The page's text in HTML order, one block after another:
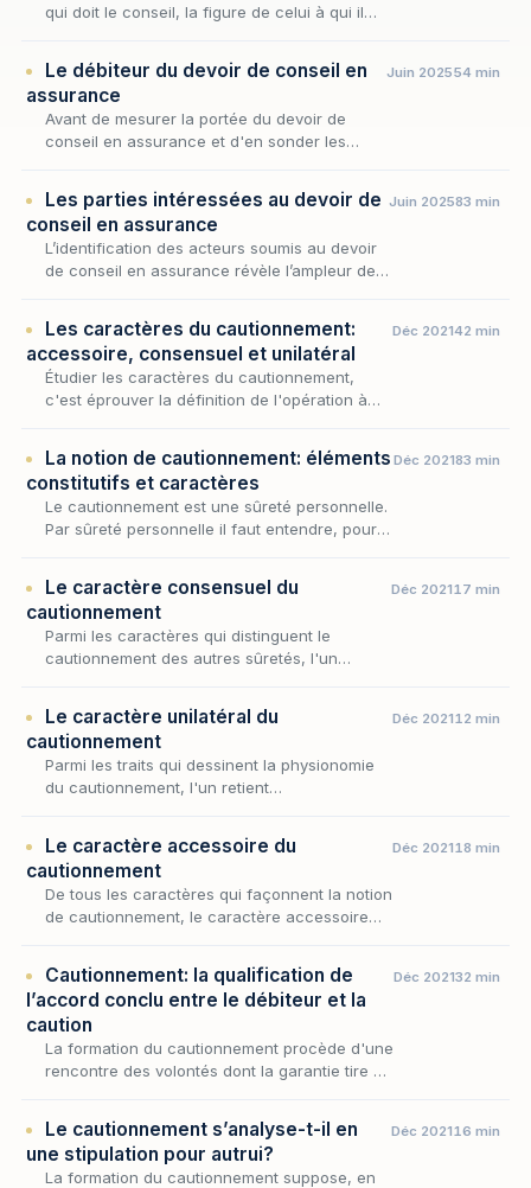
qui doit le conseil, la figure de celui à qui il
Le débiteur du devoir de conseil en
assurance
Avant de mesurer la portée du devoir de
conseil en assurance et d'en sonder les
première qu…
Juin 202554 min
Les parties intéressées au devoir de
conseil en assurance
L’identification des acteurs soumis au devoir
de conseil en assurance révèle l’ampleur de
Juin 202583 min
Les caractères du cautionnement:
accessoire, consensuel et unilatéral
Étudier les caractères du cautionnement,
c'est éprouver la définition de l'opération à
l'adjonction d'u…
Déc 202142 min
La notion de cautionnement: éléments
constitutifs et caractères
Le cautionnement est une sûreté personnelle.
Par sûreté personnelle il faut entendre, pour
disp…
Déc 202183 min
Le caractère consensuel du
cautionnement
Parmi les caractères qui distinguent le
cautionnement des autres sûretés, l'un
accord de v…
Déc 202117 min
Le caractère unilatéral du
cautionnement
Parmi les traits qui dessinent la physionomie
du cautionnement, l'un retient
contrepartie d…
Déc 202112 min
Le caractère accessoire du
cautionnement
De tous les caractères qui façonnent la notion
de cautionnement, le caractère accessoire
la…
Déc 202118 min
Cautionnement: la qualification de
l’accord conclu entre le débiteur et la
caution
La formation du cautionnement procède d'une
rencontre des volontés dont la garantie tire à
Déc 202132 min
Le cautionnement s’analyse-t-il en
une stipulation pour autrui?
La formation du cautionnement suppose, en
Déc 202116 min